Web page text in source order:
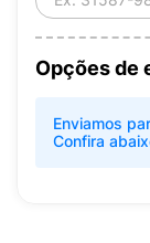
Opções de
Enviamos
Confira